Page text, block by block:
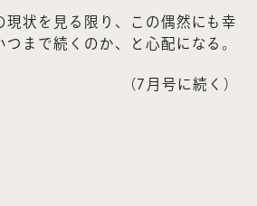
現状を見る限り、この偶然にも幸
つまで続くのか、と心配になる。
（7月号に続く）